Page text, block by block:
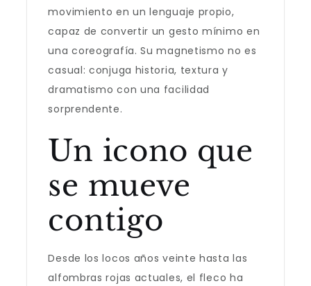
movimiento en un lenguaje propio,
capaz de convertir un gesto mínimo en
una coreografía. Su magnetismo no es
casual: conjuga historia, textura y
dramatismo con una facilidad
sorprendente.
Un icono que
se mueve
contigo
Desde los locos años veinte hasta las
alfombras rojas actuales, el fleco ha